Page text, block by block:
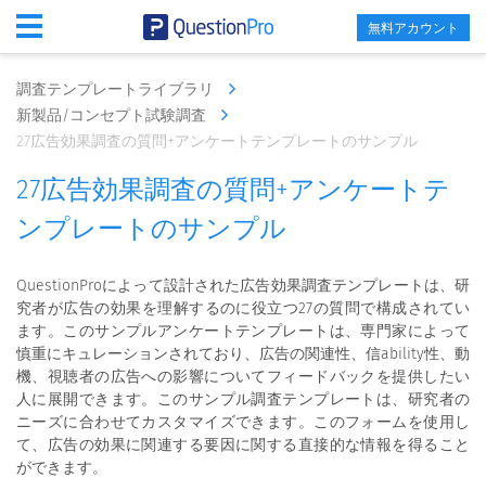
無料アカウント
調査テンプレートライブラリ
新製品/コンセプト試験調査
27広告効果調査の質問+アンケートテンプレートのサンプル
27広告効果調査の質問+アンケートテ
ンプレートのサンプル
QuestionProによって設計された広告効果調査テンプレートは、研
究者が広告の効果を理解するのに役立つ27の質問で構成されてい
ます。このサンプルアンケートテンプレートは、専門家によって
慎重にキュレーションされており、広告の関連性、信ability性、動
機、視聴者の広告への影響についてフィードバックを提供したい
人に展開できます。このサンプル調査テンプレートは、研究者の
ニーズに合わせてカスタマイズできます。このフォームを使用し
て、広告の効果に関連する要因に関する直接的な情報を得ること
ができます。